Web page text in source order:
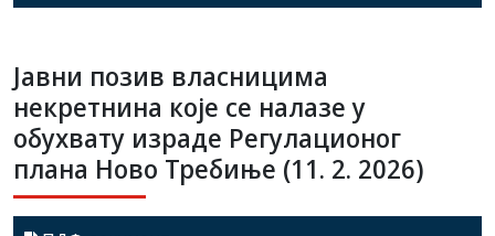
Јавни позив власницима
некретнина које се налазе у
обухвату израде Регулационог
плана Ново Требиње (11. 2. 2026)